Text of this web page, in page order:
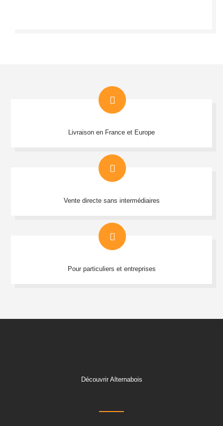
Livraison en France et Europe
Vente directe sans intermédiaires
Pour particuliers et entreprises
Découvrir Alternabois